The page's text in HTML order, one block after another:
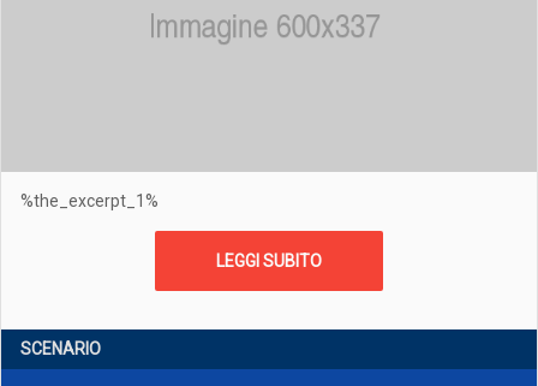
%the_excerpt_1%
LEGGI SUBITO
SCENARIO